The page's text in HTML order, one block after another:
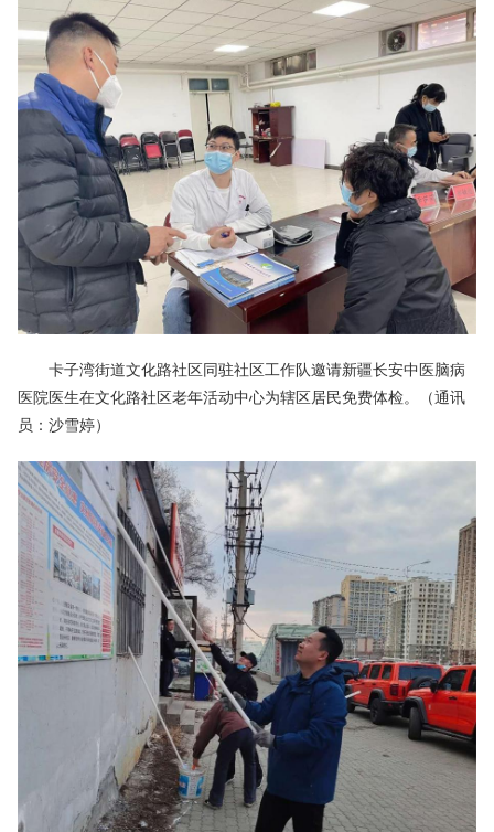
卡子湾街道文化路社区同驻社区工作队邀请新疆长安中医脑病
医院医生在文化路社区老年活动中心为辖区居民免费体检。（通讯
员：沙雪婷）